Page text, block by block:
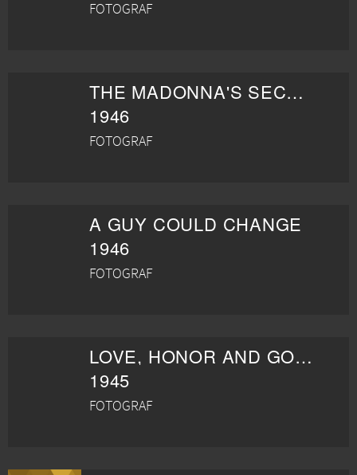
FOTOGRAF
THE MADONNA'S SECRET
1946
FOTOGRAF
A GUY COULD CHANGE
1946
FOTOGRAF
LOVE, HONOR AND GOODBYE
1945
FOTOGRAF